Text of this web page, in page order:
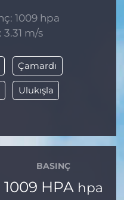
1009 hpa
3.31 m/s
Çamardı
Ulukışla
BASINÇ
1009 HPA hpa